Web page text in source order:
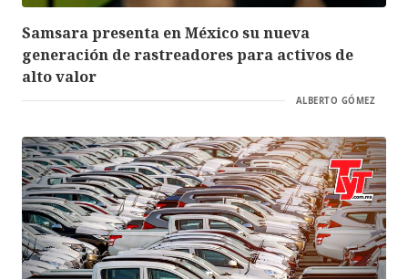
Samsara presenta en México su nueva
generación de rastreadores para activos de
alto valor
ALBERTO GÓMEZ